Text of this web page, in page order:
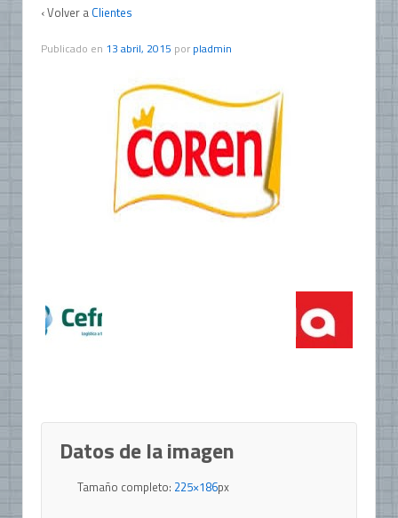
‹ Volver a Clientes
Publicado en 13 abril, 2015 por pladmin
Datos de la imagen
Tamaño completo: 225×186px